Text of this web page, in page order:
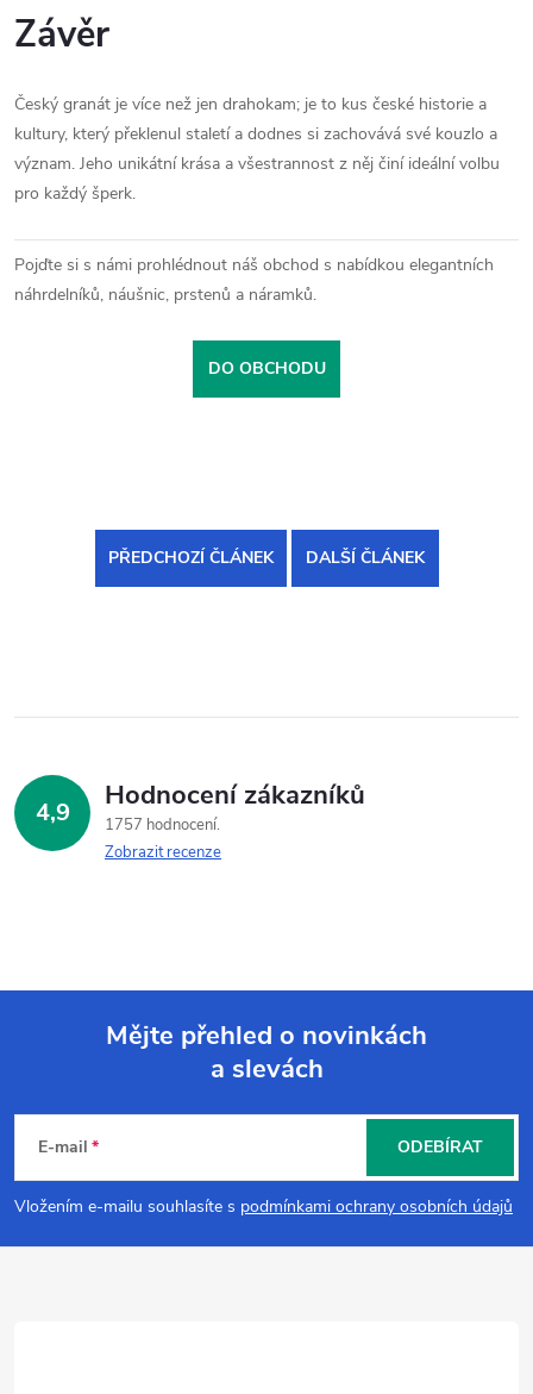
Závěr
Český granát je více než jen drahokam; je to kus české historie a
kultury, který překlenul staletí a dodnes si zachovává své kouzlo a
význam. Jeho unikátní krása a všestrannost z něj činí ideální volbu
pro každý šperk.
Pojďte si s námi prohlédnout náš obchod s nabídkou elegantních
náhrdelníků, náušnic, prstenů a náramků.
DO OBCHODU
PŘEDCHOZÍ ČLÁNEK DALŠÍ ČLÁNEK
4,9 Hodnocení zákazníků
1757 hodnocení
Zobrazit recenze
p
a
Mějte přehled o novinkách
a slevách
E-mail
Vložením e-mailu souhlasíte s podmínkami ochrany osobních údajů
ODEBÍRAT